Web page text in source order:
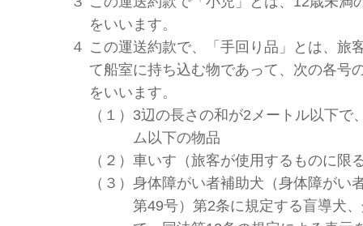
をいいます。
４ この運送約款で、「手回り品」とは、旅
て船室に持ち込む物であって、次の各号
をいいます。
（１） 3辺の長さの和が2メートル以下で
ム以下の物品
（２） 車いす（旅客が使用するものに限
（３） 身体障がい者補助犬（身体障がい
第49号）第2条に規定する盲導犬